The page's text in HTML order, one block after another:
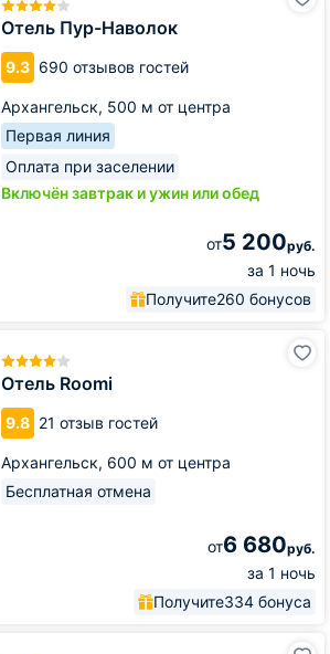
Отель Пур-Наволок
9.3 690 отзывов гостей
Архангельск, 500 м от центра
Первая линия
Оплата при заселении
Включён завтрак и ужин или обед
от5 200руб.
за 1 ночь
Получите260 бонусов
Отель Roomi
9.8 21 отзыв гостей
Архангельск, 600 м от центра
Бесплатная отмена
от6 680руб.
за 1 ночь
Получите334 бонуса